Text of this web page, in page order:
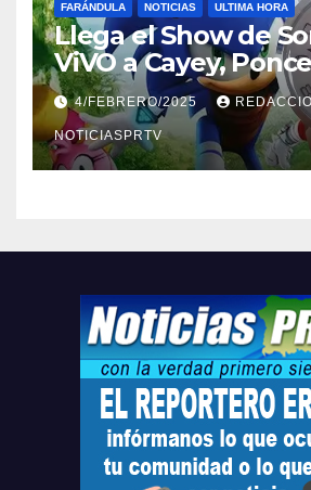
FARÁNDULA NOTICIAS ULTIMA HORA
Llega el Show de
ViVO a Cayey,
Barceloneta y
Relojes gratis para
compre ahora….
4/FEBRERO/2025
NOTICIASPRTV